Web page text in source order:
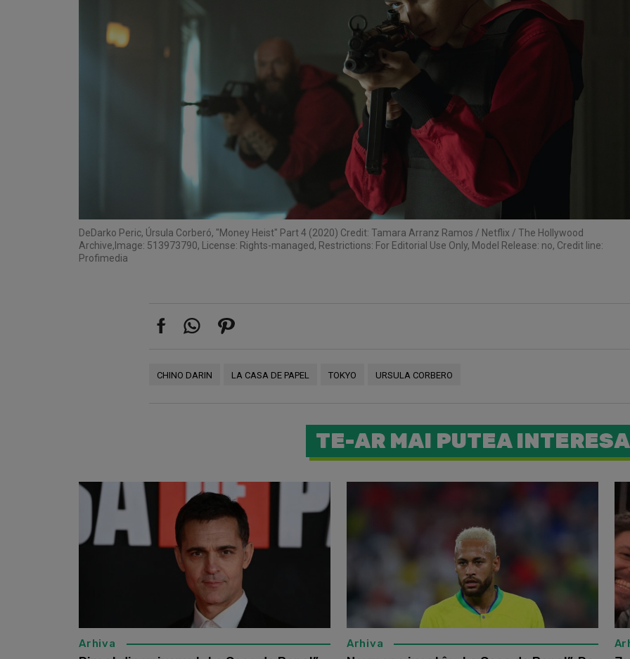
DeDarko Peric, Úrsula Corberó, "Money Heist" Part 4 (2020) Credit: Tamara Arranz Ramos / Netflix / The Hollywood
Archive,Image: 513973790, License: Rights-managed, Restrictions: For Editorial Use Only, Model Release: no, Credit line:
Profimedia
CHINO DARIN LA CASA DE PAPEL TOKYO URSULA CORBERO
TE-AR MAI PUTEA INTERESA
Arhiva Arhiva